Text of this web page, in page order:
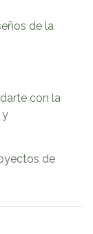
de la
con la
y
de